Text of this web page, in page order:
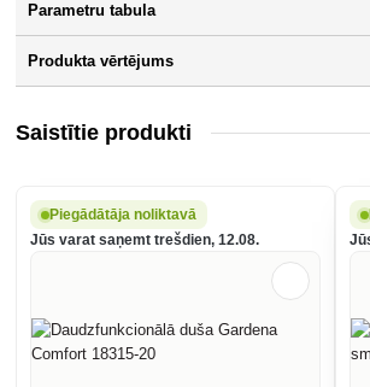
Parametru tabula
Produkta vērtējums
Saistītie produkti
Piegādātāja noliktavā
Jūs varat saņemt trešdien, 12.08.